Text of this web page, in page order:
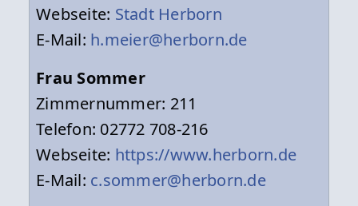
Webseite: Stadt Herborn
E-Mail: h.meier@herborn.de
Frau Sommer
Zimmernummer: 211
Telefon: 02772 708-216
Webseite: https://www.herborn.de
E-Mail: c.sommer@herborn.de